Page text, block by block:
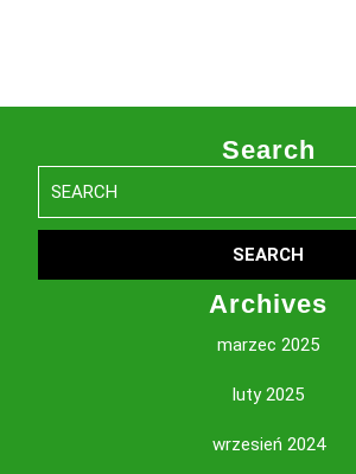
Search
for:
Archives
marzec 2025
luty 2025
wrzesień 2024